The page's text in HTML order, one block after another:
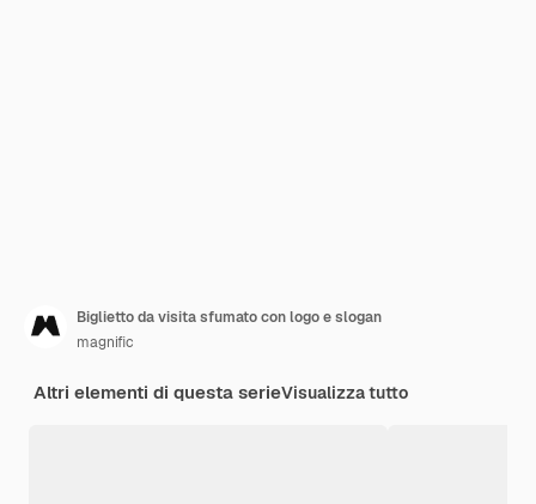
Biglietto da visita sfumato con logo e slogan
magnific
Altri elementi di questa serieVisualizza tutto